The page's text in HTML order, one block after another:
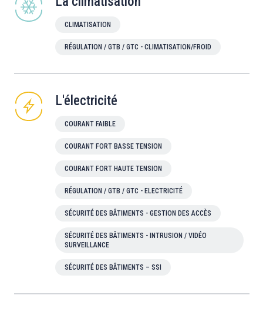
CLIMATISATION
RÉGULATION / GTB / GTC - CLIMATISATION/FROID
L'électricité
COURANT FAIBLE
COURANT FORT BASSE TENSION
COURANT FORT HAUTE TENSION
RÉGULATION / GTB / GTC - ELECTRICITÉ
SÉCURITÉ DES BÂTIMENTS - GESTION DES ACCÈS
SÉCURITÉ DES BÂTIMENTS - INTRUSION / VIDÉO
SURVEILLANCE
SÉCURITÉ DES BÂTIMENTS – SSI